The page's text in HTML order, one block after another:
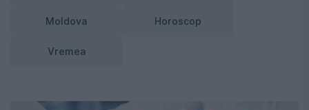
Moldova Horoscop
Vremea